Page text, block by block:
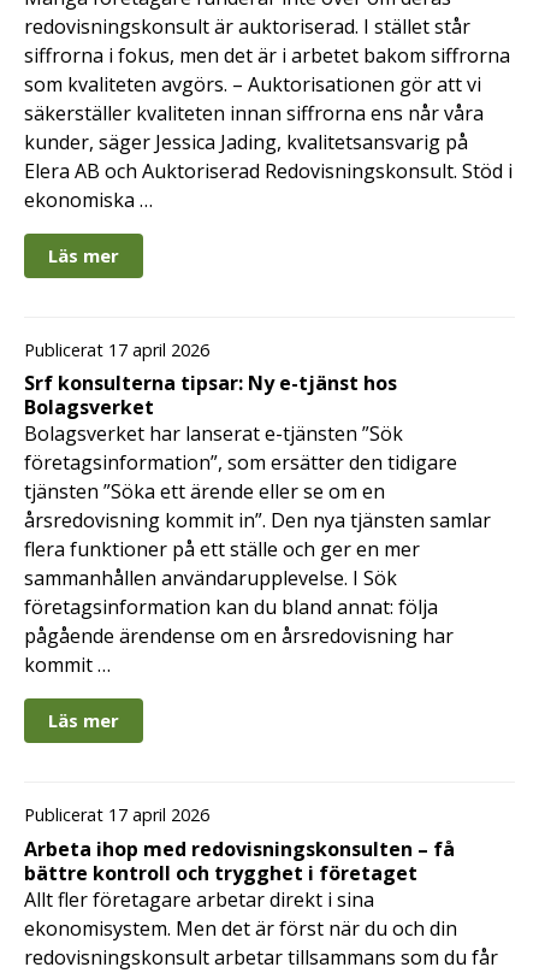
redovisningskonsult är auktoriserad. I stället står
siffrorna i fokus, men det är i arbetet bakom siffrorna
som kvaliteten avgörs. – Auktorisationen gör att vi
säkerställer kvaliteten innan siffrorna ens når våra
kunder, säger Jessica Jading, kvalitetsansvarig på
Elera AB och Auktoriserad Redovisningskonsult. Stöd i
ekonomiska …
Läs mer
Publicerat 17 april 2026
Srf konsulterna tipsar: Ny e-tjänst hos
Bolagsverket
Bolagsverket har lanserat e-tjänsten ”Sök
företagsinformation”, som ersätter den tidigare
tjänsten ”Söka ett ärende eller se om en
årsredovisning kommit in”. Den nya tjänsten samlar
flera funktioner på ett ställe och ger en mer
sammanhållen användarupplevelse. I Sök
företagsinformation kan du bland annat: följa
pågående ärendense om en årsredovisning har
kommit …
Läs mer
Publicerat 17 april 2026
Arbeta ihop med redovisningskonsulten – få
bättre kontroll och trygghet i företaget
Allt fler företagare arbetar direkt i sina
ekonomisystem. Men det är först när du och din
redovisningskonsult arbetar tillsammans som du får